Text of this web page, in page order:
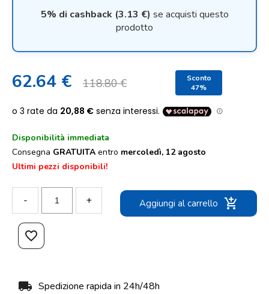
5% di cashback (3.13 €) se acquisti questo
prodotto
62.64 € 118.80 €
Sconto
47%
Disponibilità immediata
Consegna GRATUITA entro mercoledì, 12 agosto
Ultimi pezzi disponibili!
- + Aggiungi al carrello add_shopping_cart
favorite_border
local_shipping Spedizione rapida in 24h/48h